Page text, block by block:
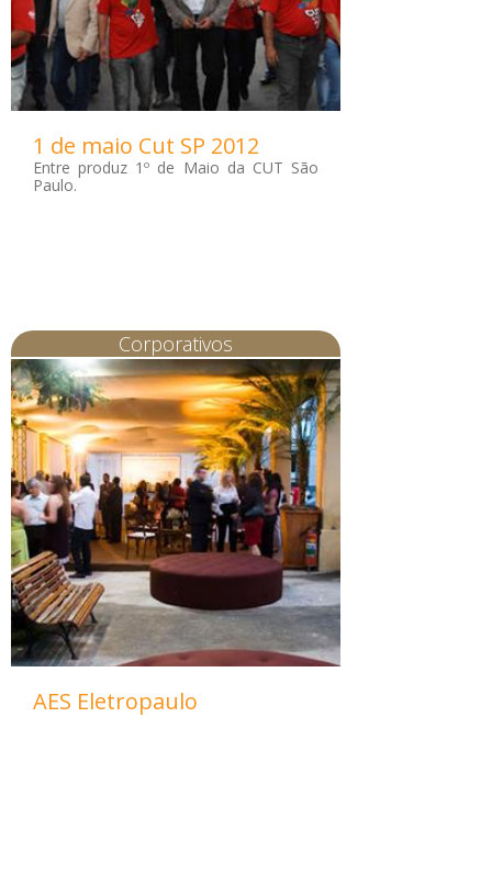
1 de maio Cut SP 2012
Entre produz 1º de Maio da CUT São
Paulo.
Corporativos
AES Eletropaulo